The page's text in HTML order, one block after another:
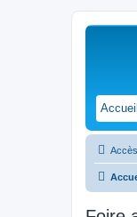
Accueil